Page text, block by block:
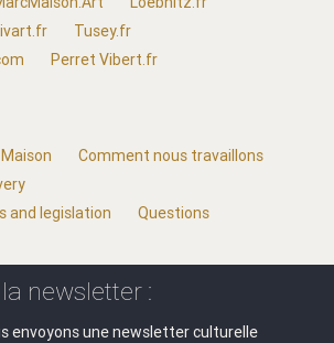
Tusey.fr
Perret Vibert.fr
Comment nous travaillons
and legislation
Questions
newsletter :
envoyons une newsletter culturelle